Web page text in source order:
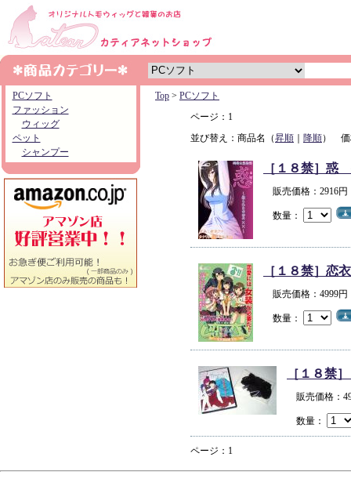
PCソフト
ファッション
ウィッグ
ペット
シャンプー
Top > PCソフト
ページ：1
並び替え：商品名（昇順 降順） 価
［１８禁］惑
販売価格：2916
数量：
［１８禁］恋
販売価格：4999
数量：
［１８禁
販売価格：
数量：
ページ：1